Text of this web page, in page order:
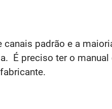
padrão e a
É preciso ter o